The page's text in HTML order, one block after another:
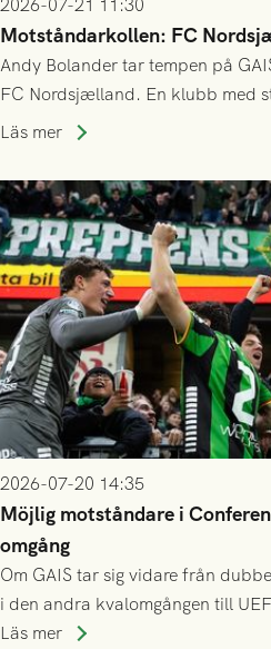
2026-07-21 11:30
Motståndarkollen: FC
Andy Bolander tar tempen på
FC Nordsjælland. En klubb med
publiksnitt, ett lag med både
Läs mer
2026-07-20 14:35
Möjlig motståndare i
omgång
Om GAIS tar sig vidare från
i den andra kvalomgången till
spelas den tredje kvalomgången
Läs mer